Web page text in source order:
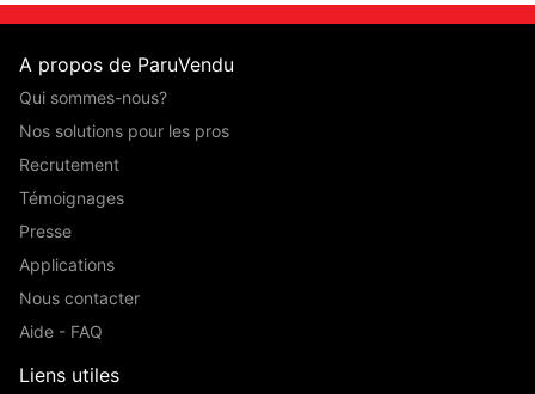
A propos de ParuVendu
Qui sommes-nous?
Nos solutions pour les pros
Recrutement
Témoignages
Presse
Applications
Nous contacter
Aide - FAQ
Liens utiles